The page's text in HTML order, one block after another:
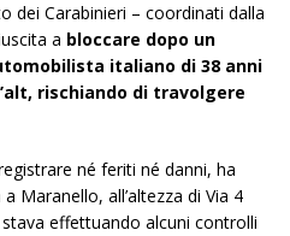
dei Carabinieri – coordinati dalla
a bloccare dopo un
italiano di 38 anni
rischiando di travolgere
né feriti né danni, ha
Maranello, all’altezza di Via 4
effettuando alcuni controlli